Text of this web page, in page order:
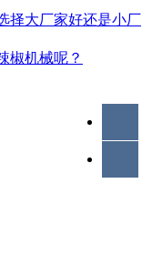
择大厂家好还是小厂
椒机械呢？